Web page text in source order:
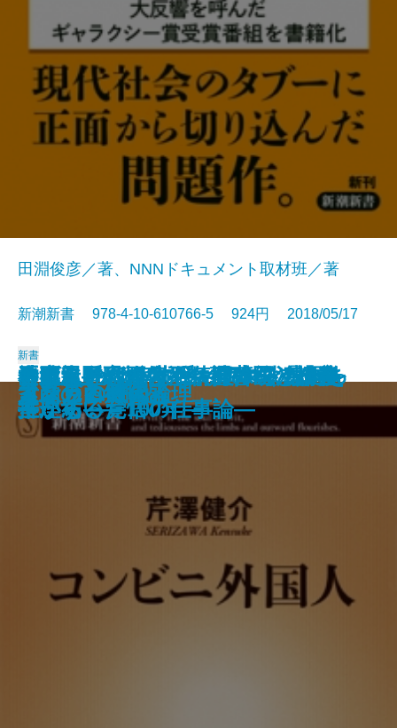
政策至上主義
死と生
悪魔と呼ばれたヴァイオリニスト
―パガニーニ伝―
警察官白書
逃げられない世代―日本型「先送
り」システムの限界―
トヨタ 現場の「オヤジ」たち
本当はダメなアメリカ農業
知の体力
PTA不要論
発達障害と少年犯罪
田淵俊彦／著、NNNドキュメント取材班／著
新潮新書 978-4-10-610766-5 924円 2018/05/17
新書
コンビニ外国人
マサカの時代
人を見る目
神武天皇vs.卑弥呼―ヤマト建国を
推理する―
素顔の西郷隆盛
「毒親」の正体―精神科医の診察
室から―
おまえの代わりなんていくらだっ
ている―覚悟の仕事論―
名門水野家の復活―御曹司と婿養
子が紡いだ100年―
金正恩―恐怖と不条理の統治構造
―
イスラム教の論理